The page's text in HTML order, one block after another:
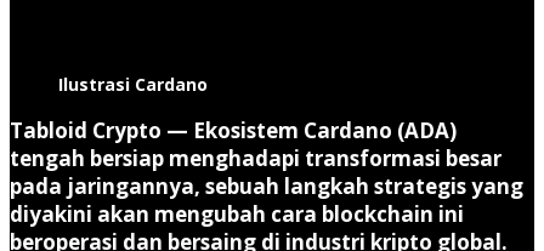
Ilustrasi Cardano
Tabloid Crypto — Ekosistem Cardano (ADA)
tengah bersiap menghadapi transformasi besar
pada jaringannya, sebuah langkah strategis yang
diyakini akan mengubah cara blockchain ini
beroperasi dan bersaing di industri kripto global.